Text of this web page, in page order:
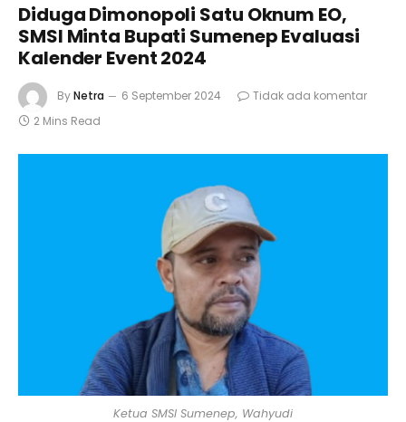
Diduga Dimonopoli Satu Oknum EO,
SMSI Minta Bupati Sumenep Evaluasi
Kalender Event 2024
ByNetra 6 September 2024
Tidak ada komentar
2 Mins Read
Ketua SMSI Sumenep, Wahyudi